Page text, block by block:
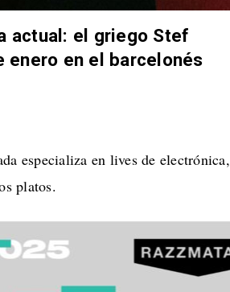
actual: el griego Stef
enero en el barcelonés
especializa en lives de electrónica,
platos.